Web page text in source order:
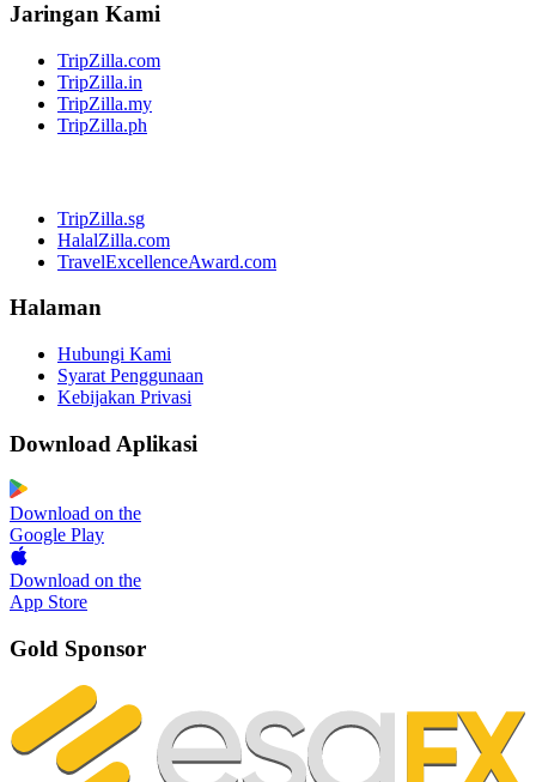
Jaringan Kami
TripZilla.com
TripZilla.in
TripZilla.my
TripZilla.ph
TripZilla.sg
HalalZilla.com
TravelExcellenceAward.com
Halaman
Hubungi Kami
Syarat Penggunaan
Kebijakan Privasi
Download Aplikasi
Download on the
Google Play
Download on the
App Store
Gold Sponsor